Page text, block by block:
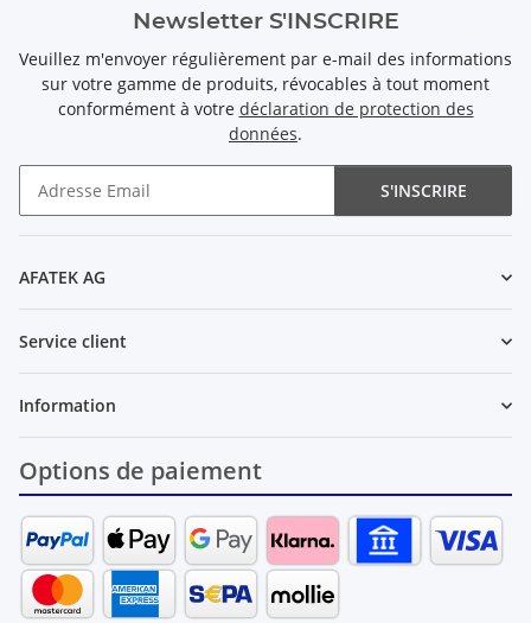
Newsletter S'INSCRIRE
Veuillez m'envoyer régulièrement par e-mail des informations
sur votre gamme de produits, révocables à tout moment
conformément à votre déclaration de protection des
données.
S'INSCRIRE
AFATEK AG
Service client
Information
Options de paiement